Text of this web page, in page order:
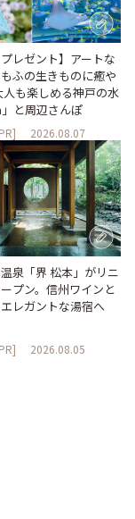
プレゼント】アートな
ふの生きものに癒や
も楽しめる神戸の水
と周辺さんぽ
2026.08.07
泉「界 松本」がリニ
プン。信州ワインと
レガントな湯宿へ
2026.08.05